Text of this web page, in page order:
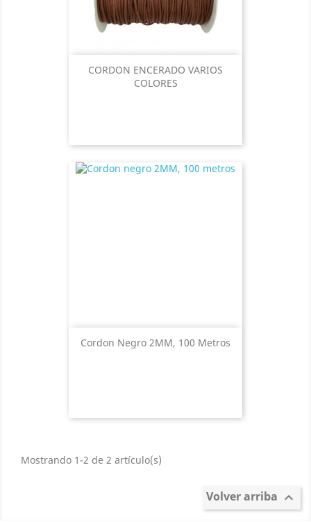
CORDON ENCERADO VARIOS
COLORES
Cordon Negro 2MM, 100 Metros
Mostrando 1-2 de 2 artículo(s)
Volver arriba 